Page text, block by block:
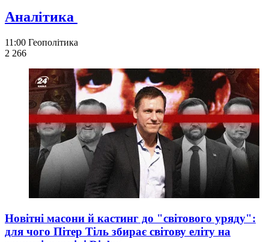
Аналітика
11:00 Геополітика
2 266
Новітні масони й кастинг до "світового уряду":
для чого Пітер Тіль збирає світову еліту на